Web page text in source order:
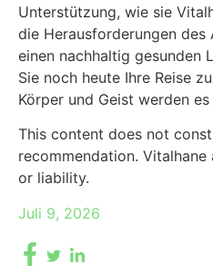
Unterstützung, wie sie
die Herausforderungen des
einen nachhaltig gesunden
Sie noch heute Ihre Reise
Körper und Geist werden es
This content does not
recommendation.
or liability.
Juli 9, 2026